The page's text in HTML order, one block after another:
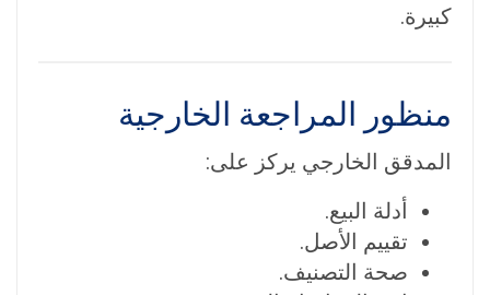
كبيرة.
منظور المراجعة الخارجية
المدقق الخارجي يركز على:
أدلة البيع.
تقييم الأصل.
صحة التصنيف.